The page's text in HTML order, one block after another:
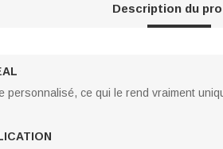
Description du
personnalisé, ce qui le rend vraiment